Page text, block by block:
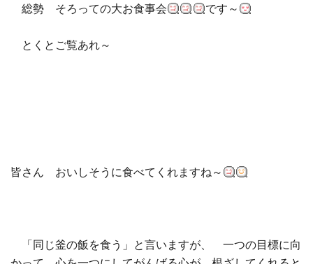
総勢 そろっての大お食事会
です～
とくとご覧あれ～
皆さん おいしそうに食べてくれますね～
「同じ釜の飯を食う」と言いますが、 一つの目標に向